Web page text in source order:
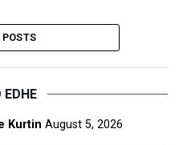
POSTS
EDHE
Kurtin August 5, 2026